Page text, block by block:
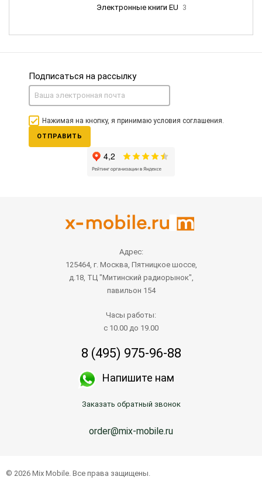
Электронные книги EU 3
Подписаться на рассылку
Нажимая на кнопку, я принимаю условия соглашения.
ОТПРАВИТЬ
Адрес:
125464, г. Москва, Пятницкое шоссе,
д.18, ТЦ "Митинский радиорынок",
павильон 154
Часы работы:
с 10.00 до 19.00
8 (495) 975-96-88
Напишите нам
Заказать обратный звонок
order@mix-mobile.ru
© 2026 Mix Mobile. Все права защищены.